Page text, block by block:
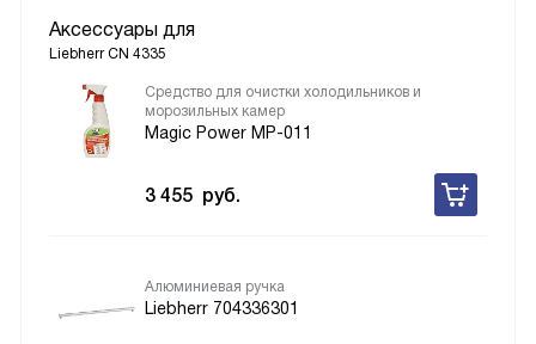
Аксессуары для
Liebherr CN 4335
Средство для очистки холодильников и
морозильных камер
Magic Power MP-011
3 455 руб.
Алюминиевая ручка
Liebherr 704336301